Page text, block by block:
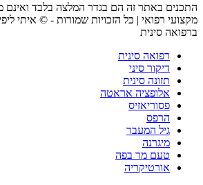
התכנים באתר זה הם בגדר המלצה בלבד ואינם
מקצועי רפואי | כל הזכויות שמורות - © איתי
ברפואה סינית
רפואה סינית
דיקור סיני
תזונה סינית
אלופציה אראטה
פסוריאזיס
הרפס
גיל המעבר
מיגרנה
טעם מר בפה
אורטיקריה